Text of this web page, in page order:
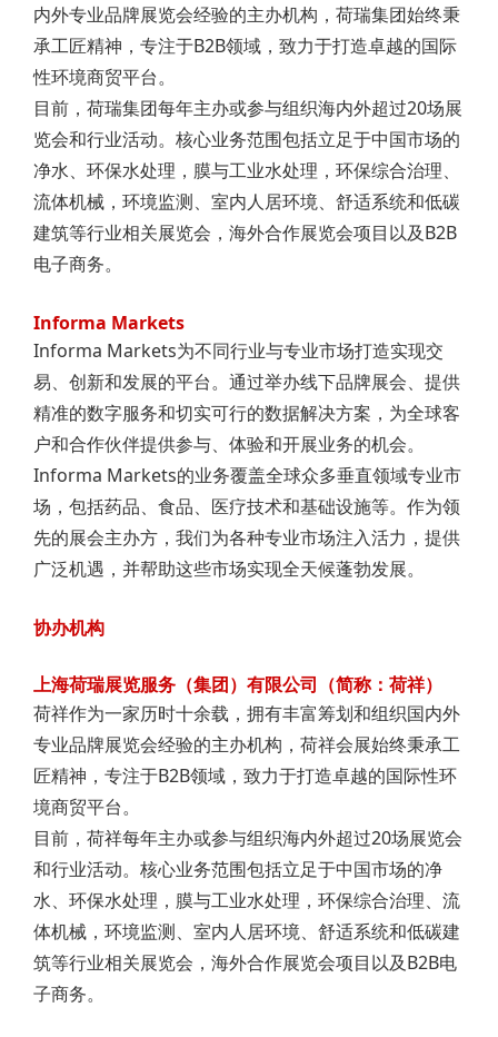
内外专业品牌展览会经验的主办机构，荷瑞集团始终秉
承工匠精神，专注于B2B领域，致力于打造卓越的国际
性环境商贸平台。
目前，荷瑞集团每年主办或参与组织海内外超过20场展
览会和行业活动。核心业务范围包括立足于中国市场的
净水、环保水处理，膜与工业水处理，环保综合治理、
流体机械，环境监测、室内人居环境、舒适系统和低碳
建筑等行业相关展览会，海外合作展览会项目以及B2B
电子商务。
Informa Markets
Informa Markets为不同行业与专业市场打造实现交
易、创新和发展的平台。通过举办线下品牌展会、提供
精准的数字服务和切实可行的数据解决方案，为全球客
户和合作伙伴提供参与、体验和开展业务的机会。
Informa Markets的业务覆盖全球众多垂直领域专业市
场，包括药品、食品、医疗技术和基础设施等。作为领
先的展会主办方，我们为各种专业市场注入活力，提供
广泛机遇，并帮助这些市场实现全天候蓬勃发展。
协办机构
上海荷瑞展览服务（集团）有限公司（简称：荷祥）
荷祥作为一家历时十余载，拥有丰富筹划和组织国内外
专业品牌展览会经验的主办机构，荷祥会展始终秉承工
匠精神，专注于B2B领域，致力于打造卓越的国际性环
境商贸平台。
目前，荷祥每年主办或参与组织海内外超过20场展览会
和行业活动。核心业务范围包括立足于中国市场的净
水、环保水处理，膜与工业水处理，环保综合治理、流
体机械，环境监测、室内人居环境、舒适系统和低碳建
筑等行业相关展览会，海外合作展览会项目以及B2B电
子商务。